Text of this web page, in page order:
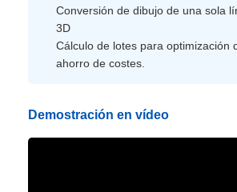
Conversión de dibujo de una sola
3D
Cálculo de lotes para optimización
ahorro de costes.
Demostración en vídeo